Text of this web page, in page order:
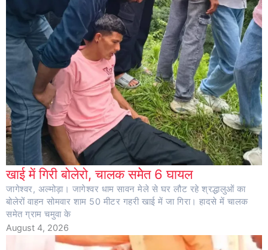
खाई में गिरी बोलेरो, चालक समेेत 6 घायल
जागेश्वर, अल्मोड़ा। जागेश्वर धाम सावन मेले से घर लौट रहे श्रद्धालुओं का
बोलेरों वाहन सोमवार शाम 50 मीटर गहरी खाई में जा गिरा। हादसे में चालक
समेत ग्राम चमुवा के
August 4, 2026